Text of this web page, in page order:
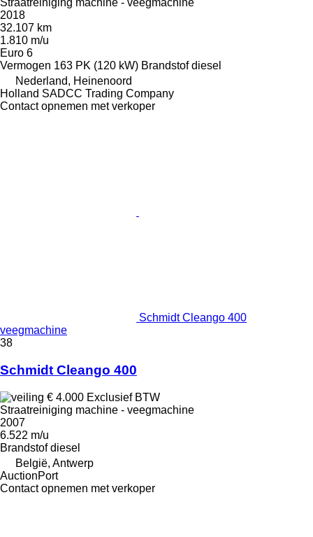
Straatreiniging machine - veegmachine
2018
32.107 km
1.810 m/u
Euro 6
Vermogen 163 PK (120 kW) Brandstof diesel
Nederland, Heinenoord
Holland SADCC Trading Company
Contact opnemen met verkoper
Schmidt Cleango 400
veegmachine
38
Schmidt Cleango 400
€ 4.000 Exclusief BTW
Straatreiniging machine - veegmachine
2007
6.522 m/u
Brandstof diesel
België, Antwerp
AuctionPort
Contact opnemen met verkoper